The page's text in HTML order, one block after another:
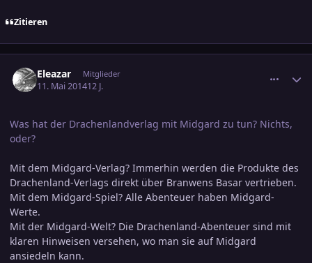
Zitieren
Eleazar Mitglieder
11. Mai 201412 J.
Was hat der Drachenlandverlag mit Midgard zu tun? Nichts,
oder?
Mit dem Midgard-Verlag? Immerhin werden die Produkte des
Drachenland-Verlags direkt über Branwens Basar vertrieben.
Mit dem Midgard-Spiel? Alle Abenteuer haben Midgard-
Werte.
Mit der Midgard-Welt? Die Drachenland-Abenteuer sind mit
klaren Hinweisen versehen, wo man sie auf Midgard
ansiedeln kann.